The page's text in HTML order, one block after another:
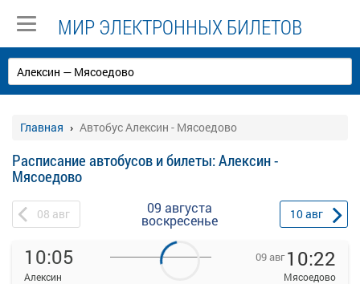
МИР ЭЛЕКТРОННЫХ БИЛЕТОВ
Главная Автобус Алексин - Мясоедово
Расписание автобусов и билеты: Алексин -
Мясоедово
08 авг 09 августа
воскресенье 10авг
10:05
Алексин
09 авг 10:22
Мясоедово